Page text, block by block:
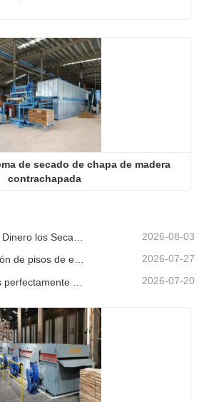
de secado de chapa de madera
contrachapada
2026-08-03
¿Por qué la producción de pisos de eucalipto necesita un secador de chapas? 2026-07-27
2026-07-20